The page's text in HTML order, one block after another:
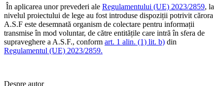
În aplicarea unor prevederi ale Regulamentului (UE) 2023/2859, la
nivelul proiectului de lege au fost introduse dispoziții potrivit cărora
A.S.F este desemnată organism de colectare pentru informații
transmise în mod voluntar, de către entitățile care intră în sfera de
supraveghere a A.S.F., conform art. 1 alin. (1) lit. b) din
Regulamentul (UE) 2023/2859.
Despre autor